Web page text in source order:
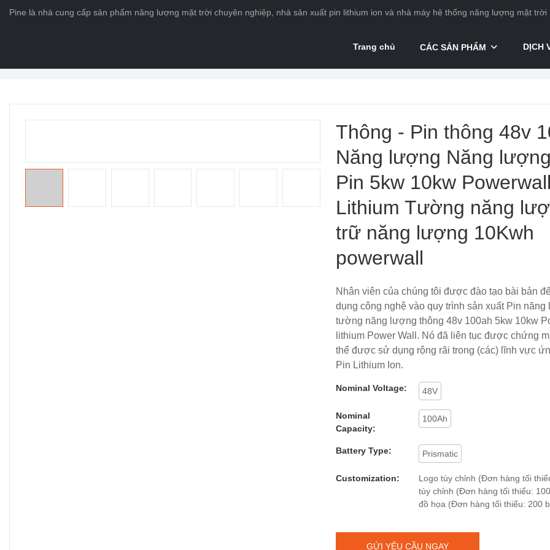
Pine là nhà cung cấp sản phẩm năng lượng mặt trời chuyên nghiệp, nhà sản xuất pin lithium ion và nhà máy hệ thống năng lượng mặt trời
Trang chủ CÁC SẢN PHẨM DỊCH
Thông - Pin thông 48v
Năng lượng Năng
Pin 5kw 10kw
Lithium Tường năng
trữ năng lượng 10Kwh
powerwall
Nhân viên của chúng tôi được đào tạo bài bản
dụng công nghệ vào quy trình sản xuất Pin
tường năng lượng thông 48v 100ah 5kw 10kw
lithium Power Wall. Nó đã liên tục được chứng
thể được sử dụng rộng rãi trong (các) lĩnh vực
Pin Lithium Ion.
Nominal Voltage: 48V
Nominal
Capacity:
100Ah
Battery Type: Prismatic
Customization:
Logo tùy chỉnh (Đơn hàng tối
tùy chỉnh (Đơn hàng tối thiểu:
đồ họa (Đơn hàng tối thiểu: 200
GỬI YÊU CẦU NGAY